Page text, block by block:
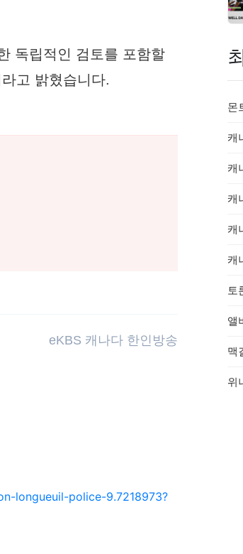
독립적인 검토를 포함할
고 밝혔습니다.
eKBS 캐나다 한인방송
longueuil-police-9.7218973?